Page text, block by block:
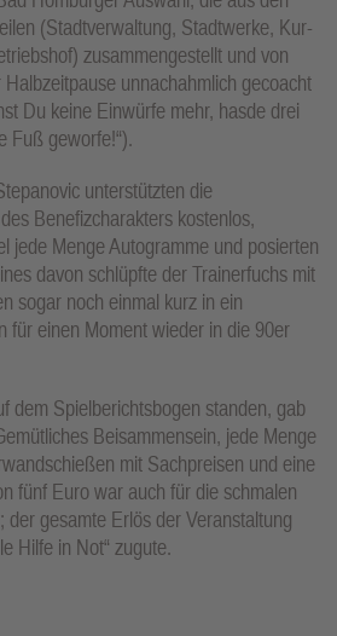
(Stadtverwaltung, Stadtwerke, Kur-
zusammengestellt und von
Halbzeitpause unnachahmlich gecoacht
Du keine Einwürfe mehr, hasde drei
Fuß geworfe!“).
unterstützten die
Benefizcharakters kostenlos,
jede Menge Autogramme und posierten
davon schlüpfte der Trainerfuchs mit
sogar noch einmal kurz in ein
für einen Moment wieder in die 90er
dem Spielberichtsbogen standen, gab
Beisammensein, jede Menge
mit Sachpreisen und eine
fünf Euro war auch für die schmalen
der gesamte Erlös der Veranstaltung
Hilfe in Not“ zugute.